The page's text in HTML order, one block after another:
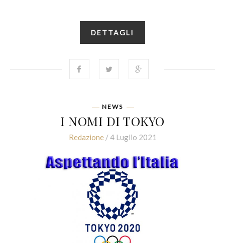
DETTAGLI
NEWS
I NOMI DI TOKYO
Redazione/ 4 Luglio 2021